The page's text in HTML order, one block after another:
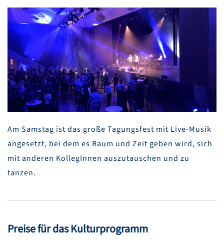
Am Samstag ist das große Tagungsfest mit Live-Musik
angesetzt, bei dem es Raum und Zeit geben wird, sich
mit anderen KollegInnen auszutauschen und zu
tanzen.
Preise für das Kulturprogramm